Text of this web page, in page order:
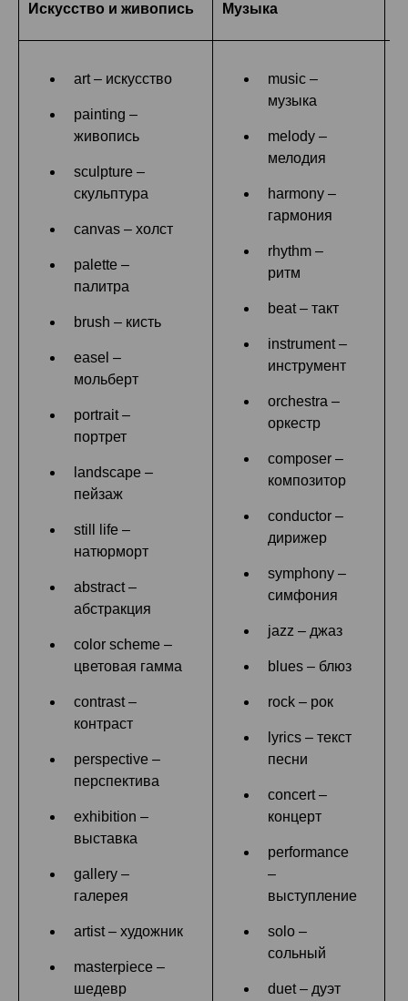
Искусство и живопись Музыка
art – искусство
painting –
живопись
sculpture –
скульптура
canvas – холст
palette –
палитра
brush – кисть
easel –
мольберт
portrait –
портрет
landscape –
пейзаж
still life –
натюрморт
abstract –
абстракция
color scheme –
цветовая гамма
contrast –
контраст
perspective –
перспектива
exhibition –
выставка
gallery –
галерея
artist – художник
masterpiece –
шедевр
music –
музыка
melody –
мелодия
harmony –
гармония
rhythm –
ритм
beat – такт
instrument –
инструмент
orchestra –
оркестр
composer –
композитор
conductor –
дирижер
symphony –
симфония
jazz – джаз
blues – блюз
rock – рок
lyrics – текст
песни
concert –
концерт
performance
–
выступление
solo –
сольный
duet – дуэт